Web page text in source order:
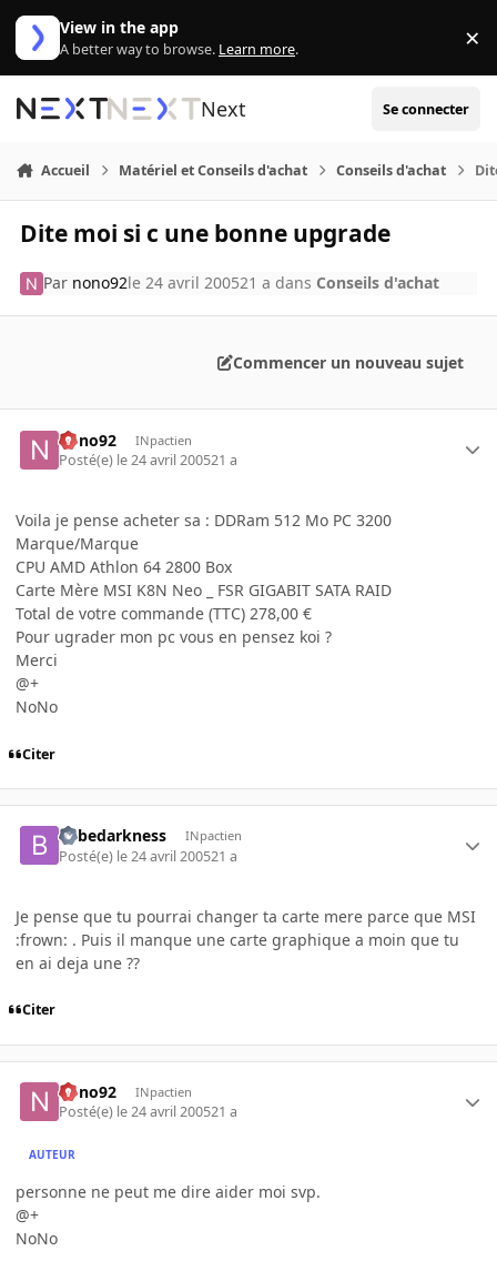
Aller au contenu
View in the app
A better way to browse. Learn more. ×
Next Se connecter
Accueil Matériel et Conseils d'achat Conseils d'achat
Dite moi si c une bonne upgrade
Par nono92le 24 avril 200521 a dans Conseils d'achat
Commencer un nouveau sujet
nono92 INpactien
Posté(e) le 24 avril 200521 a
Voila je pense acheter sa : DDRam 512 Mo PC 3200
Marque/Marque
CPU AMD Athlon 64 2800 Box
Carte Mère MSI K8N Neo _ FSR GIGABIT SATA RAID
Total de votre commande (TTC) 278,00 €
Pour ugrader mon pc vous en pensez koi ?
Merci
@+
NoNo
Citer
bebedarkness INpactien
Posté(e) le 24 avril 200521 a
Je pense que tu pourrai changer ta carte mere parce que MSI
:frown: . Puis il manque une carte graphique a moin que tu
en ai deja une ??
Citer
nono92 INpactien
Posté(e) le 24 avril 200521 a
AUTEUR
personne ne peut me dire aider moi svp.
@+
NoNo